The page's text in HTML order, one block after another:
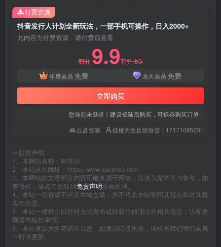
抖音发行人计划全新玩法，一部手机可操作，日入2000+
此内容为付费资源，请付费后查看
积分 9.9积分50
年度会员 免费 永久会员 免费
立即购买
您当前未登录！建议登陆后购买，可保存购买订单
云盘资源
链接失效反馈微信：17171085231
付费资源
© 版权声明
1、本网站名称：99学社
2、本站永久网址：https://www.xueshe9.com
3、本网站的文章部分内容可能来源于网络，仅供大家学习与参考，如
有侵权，请点击跳转到免责声明页面处理。
4、本站一切资源不代表本站立场，并不代表本站赞同其观点和对其真
实性负责。
5、本站一律禁止以任何方式发布或转载任何违法的相关信息，访客发
现请向站长举报。
6、本站资源大多存储在云盘，如发现链接失效，请联系我们我们会第
一时间更新。